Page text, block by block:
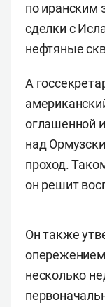
по иранским
сделки с
нефтяные
А
оглашенной
над
проход.
он решит
Он также
опережением
несколько